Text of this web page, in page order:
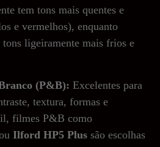
tem tons mais quentes e
e vermelhos), enquanto
tons ligeiramente mais frios e
(P&B): Excelentes para
textura, formas e
filmes P&B como
Ilford HP5 Plus são escolhas